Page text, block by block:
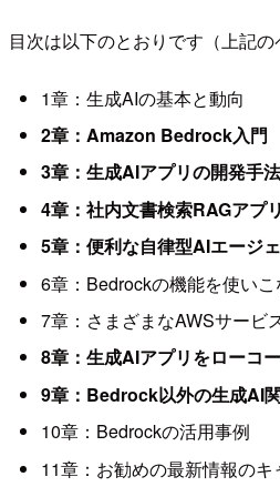
目次は以下のとおりです（上記
1章：生成AIの基本と動向
2章：Amazon Bedrock入門
3章：生成AIアプリの開発手法
4章：社内文書検索RAGアプ
5章：便利な自律型AIエージ
6章：Bedrockの機能を使いこ
7章：さまざまなAWSサービ
8章：生成AIアプリをローコ
9章：Bedrock以外の生成AI
10章：Bedrockの活用事例
11章：お勧めの最新情報の